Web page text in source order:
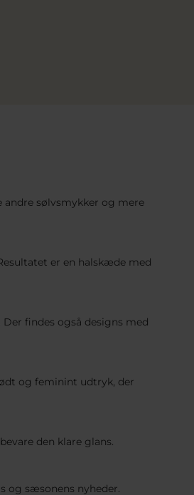
sølvsmykker og mere
er en halskæde med
findes også designs med
og feminint udtryk, der
den klare glans.
og sæsonens nyheder.